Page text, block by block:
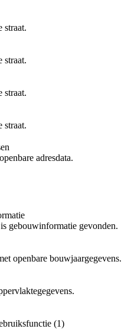
straat.
straat.
straat.
straat.
adresdata.
gebouwinformatie gevonden.
openbare bouwjaargegevens.
(1)